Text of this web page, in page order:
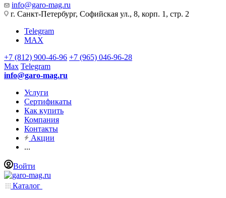
info@garo-mag.ru
г. Санкт-Петербург, Софийская ул., 8, корп. 1, стр. 2
Telegram
MAX
+7 (812) 900-46-96 +7 (965) 046-96-28
Max Telegram
info@garo-mag.ru
Услуги
Сертификаты
Как купить
Компания
Контакты
Акции
...
Войти
Каталог